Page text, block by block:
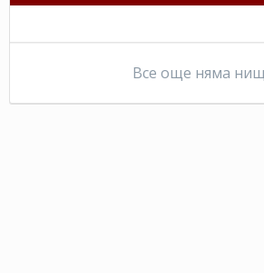
Все още няма